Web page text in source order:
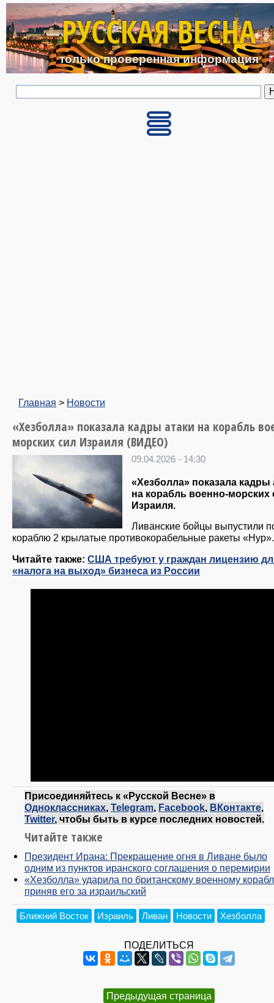
Перейти к основному
РУССКАЯ ВЕСНА
только проверенная информация
Главная > Новости
«Хезболла» показала кадры атаки на корабль
морских сил Израиля (ВИДЕО)
09.04.2026 - 14:30
«Хезболла» показала кадры
на корабль военно-морских
Израиля.
Ливанские бойцы выпустили
кораблю 2 крылатые противокорабельные ракеты «Нур».
Читайте также: США требуют у граждан лицензию
«налога на выход» бизнеса из России
Присоединяйтесь к «Русской Весне» в
Одноклассниках, Telegram, Facebook, ВКонтакте,
Twitter, чтобы быть в курсе последних новостей.
Читайте также
Президент Ирана: Прекращение огня в Ливане было
одним из пунктов иранского соглашения о перемирии
«Хезболла» ударила по британскому военному
приняв его за израильский
Ближний Восток Израиль Ливан Новости Хезболла
ПОДЕЛИТЬСЯ
Предыдущая страница